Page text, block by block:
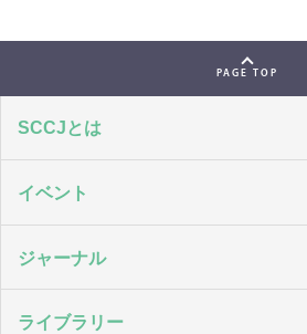
PAGE TOP
SCCJとは
イベント
ジャーナル
ライブラリー